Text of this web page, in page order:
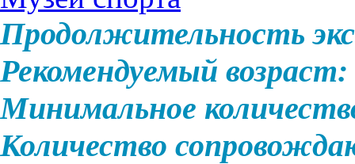
Продолжительность
Рекомендуемый возраст:
Минимальное
Количество